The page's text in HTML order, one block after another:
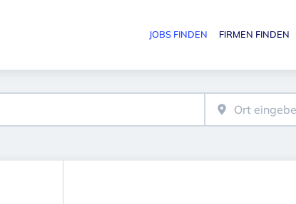
JOBS FINDEN FIRMEN FINDEN